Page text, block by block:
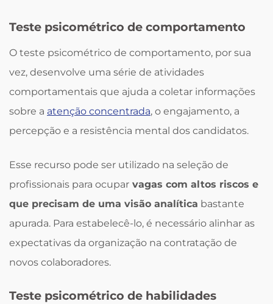
Teste psicométrico de comportamento
O teste psicométrico de comportamento, por sua
vez, desenvolve uma série de atividades
comportamentais que ajuda a coletar informações
sobre a atenção concentrada, o engajamento, a
percepção e a resistência mental dos candidatos.
Esse recurso pode ser utilizado na seleção de
profissionais para ocupar vagas com altos riscos e
que precisam de uma visão analítica bastante
apurada. Para estabelecê-lo, é necessário alinhar as
expectativas da organização na contratação de
novos colaboradores.
Teste psicométrico de habilidades